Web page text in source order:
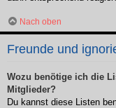
Nach oben
Freunde und
Wozu benötige ich die
Mitglieder?
Du kannst diese Listen